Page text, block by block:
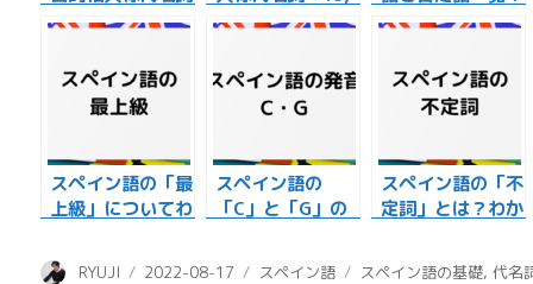
「～を」について
Tú, Él, …」を正
比較します！
スペイン語の「最
上級」についてわ
ます！
スペイン語の
「C」と「G」の
スペイン語の「不
定詞」とは？わか
投
RYUJI
投
2022-08-17
カ
スペイン語
タ
スペイン語の基礎,代名